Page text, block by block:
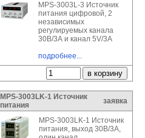
MPS-3003L-3 Источник
питания цифровой, 2
независимых
регулируемых канала
30В/3А и канал 5V/3A
подробнее...
MPS-3003LK-1 Источник
питания
заявка
MPS-3003LK-1 Источник
питания, выход 30В/3А,